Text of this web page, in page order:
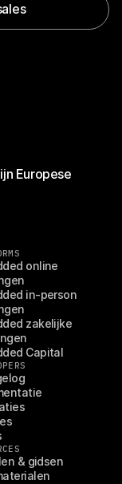
Europese
online
in-person
zakelijke
Capital
& gidsen